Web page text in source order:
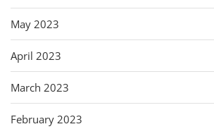
May 2023
April 2023
March 2023
February 2023